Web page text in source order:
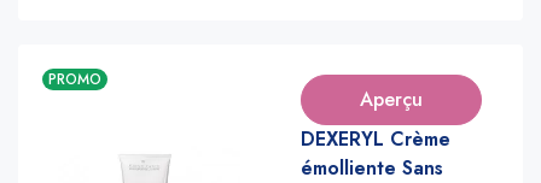
PROMO
Aperçu
DEXERYL Crème
émolliente Sans